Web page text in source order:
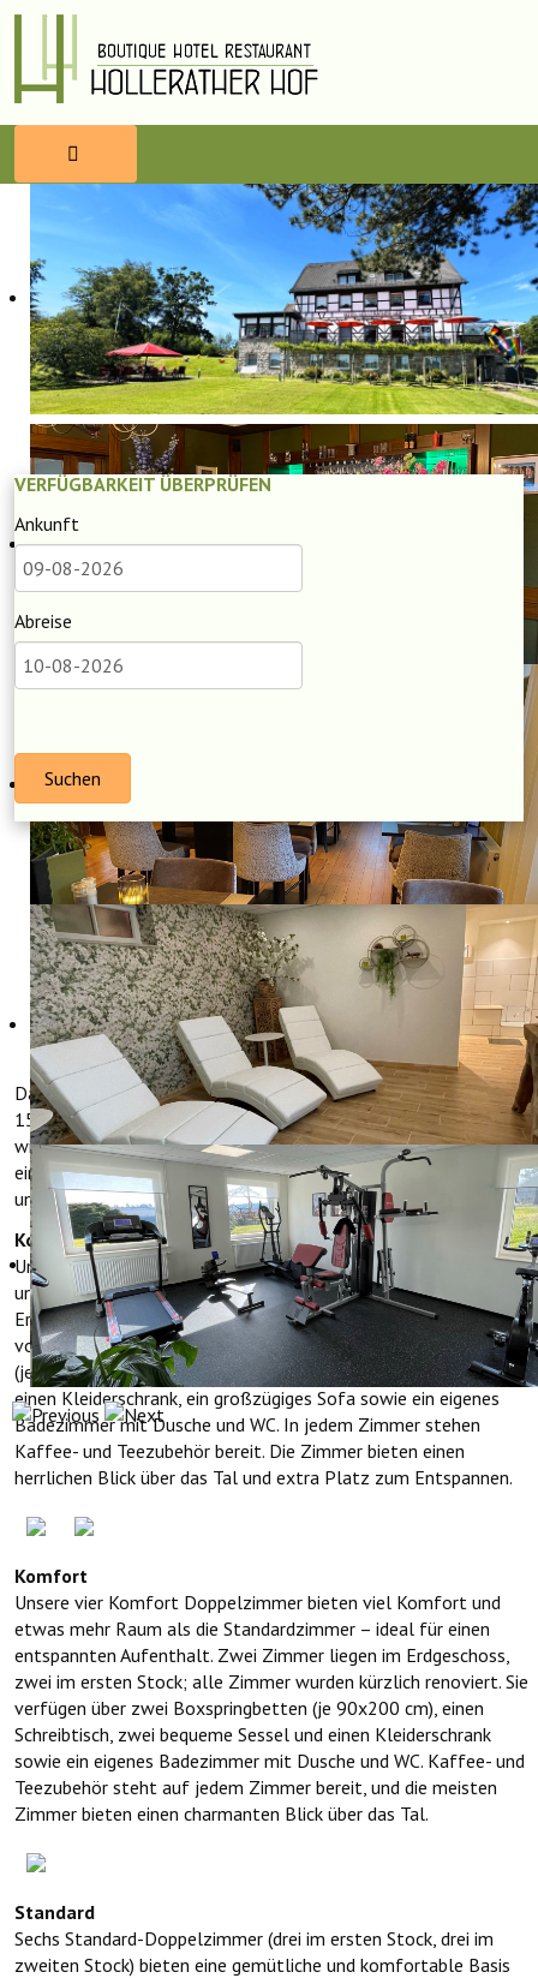
RESERVIEREN
ESSEN & TRINKEN
WELLNESS
UMBEGUNG
VERFÜGBARKEIT ÜBERPRÜFEN
Ankunft
Abreise
Suchen
UNSERE ZIMMER
Das Boutique Hotel‑Restaurant Hollerather Hof heißt Sie mit
15 einladenden Doppelzimmern in vier stilvollen Kategorien
willkommen. Jedes Zimmer ist sorgfältig eingerichtet, um nach
einem Tag in der Natur des Nationalparks Eifel Ruhe, Komfort
und eine warme Atmosphäre zu bieten.
Komfort Plus
Unsere zwei Komfort Plus Doppelzimmer sind die geräumigsten
und luxuriösesten Zimmer des Hotels. Eines befindet sich im
Erdgeschoss, das andere im ersten Stock. Beide wurden kürzlich
vollständig renoviert und verfügen über zwei Boxspringbetten
(je 90x200 cm), einen Schreibtisch, zwei bequeme Sessel und
einen Kleiderschrank, ein großzügiges Sofa sowie ein eigenes
Badezimmer mit Dusche und WC. In jedem Zimmer stehen
Kaffee- und Teezubehör bereit. Die Zimmer bieten einen
herrlichen Blick über das Tal und extra Platz zum Entspannen.
Komfort
Unsere vier Komfort Doppelzimmer bieten viel Komfort und
etwas mehr Raum als die Standardzimmer – ideal für einen
entspannten Aufenthalt. Zwei Zimmer liegen im Erdgeschoss,
zwei im ersten Stock; alle Zimmer wurden kürzlich renoviert. Sie
verfügen über zwei Boxspringbetten (je 90x200 cm), einen
Schreibtisch, zwei bequeme Sessel und einen Kleiderschrank
sowie ein eigenes Badezimmer mit Dusche und WC. Kaffee- und
Teezubehör steht auf jedem Zimmer bereit, und die meisten
Zimmer bieten einen charmanten Blick über das Tal.
Standard
Sechs Standard-Doppelzimmer (drei im ersten Stock, drei im
zweiten Stock) bieten eine gemütliche und komfortable Basis